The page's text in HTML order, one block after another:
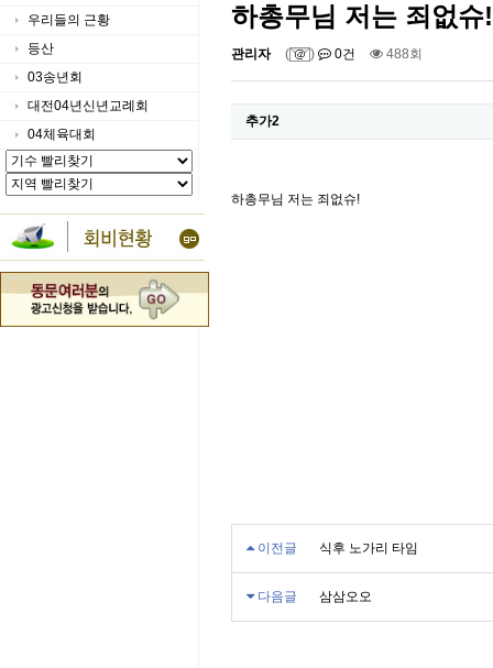
우리들의 근황
등산
03송년회
대전04년신년교례회
04체육대회
하총무님 저는 죄없슈!
관리자 ( ) 0건 488회
추가2
하총무님 저는 죄없슈!
이전글 식후 노가리 타임
다음글 삼삼오오